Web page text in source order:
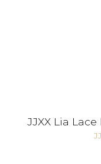
JJXX Lia